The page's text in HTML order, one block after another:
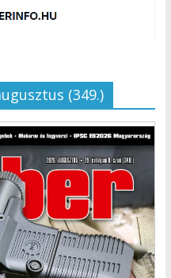
(349.)